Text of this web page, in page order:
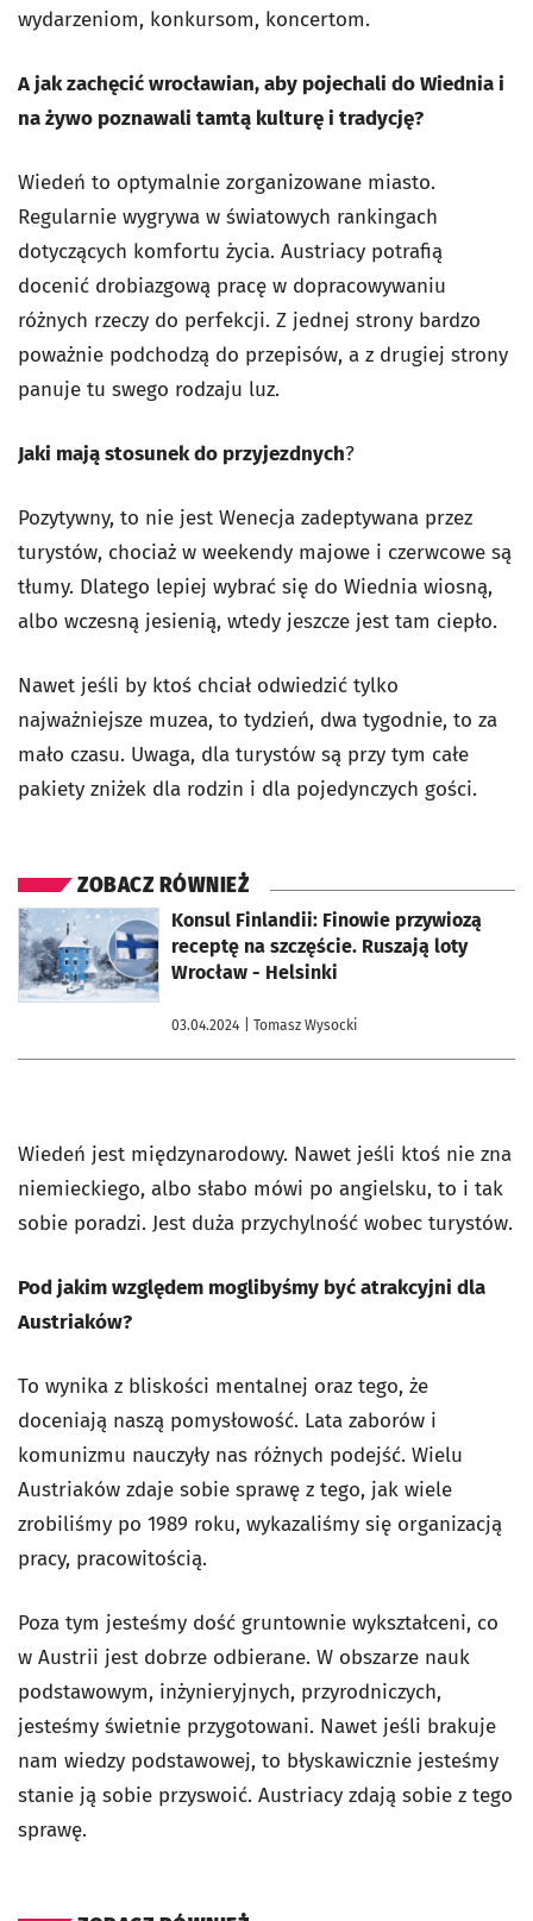
wydarzeniom, konkursom, koncertom.
A jak zachęcić wrocławian, aby pojechali do Wiednia i
na żywo poznawali tamtą kulturę i tradycję?
Wiedeń to optymalnie zorganizowane miasto.
Regularnie wygrywa w światowych rankingach
dotyczących komfortu życia. Austriacy potrafią
docenić drobiazgową pracę w dopracowywaniu
różnych rzeczy do perfekcji. Z jednej strony bardzo
poważnie podchodzą do przepisów, a z drugiej strony
panuje tu swego rodzaju luz.
Jaki mają stosunek do przyjezdnych?
Pozytywny, to nie jest Wenecja zadeptywana przez
turystów, chociaż w weekendy majowe i czerwcowe są
tłumy. Dlatego lepiej wybrać się do Wiednia wiosną,
albo wczesną jesienią, wtedy jeszcze jest tam ciepło.
Nawet jeśli by ktoś chciał odwiedzić tylko
najważniejsze muzea, to tydzień, dwa tygodnie, to za
mało czasu. Uwaga, dla turystów są przy tym całe
pakiety zniżek dla rodzin i dla pojedynczych gości.
ZOBACZ RÓWNIEŻ
Konsul Finlandii: Finowie przywiozą
receptę na szczęście. Ruszają loty
Wrocław - Helsinki
03.04.2024 | Tomasz Wysocki
otworzy się w nowej karcie
Wiedeń jest międzynarodowy. Nawet jeśli ktoś nie zna
niemieckiego, albo słabo mówi po angielsku, to i tak
sobie poradzi. Jest duża przychylność wobec turystów.
Pod jakim względem moglibyśmy być atrakcyjni dla
Austriaków?
To wynika z bliskości mentalnej oraz tego, że
doceniają naszą pomysłowość. Lata zaborów i
komunizmu nauczyły nas różnych podejść. Wielu
Austriaków zdaje sobie sprawę z tego, jak wiele
zrobiliśmy po 1989 roku, wykazaliśmy się organizacją
pracy, pracowitością.
Poza tym jesteśmy dość gruntownie wykształceni, co
w Austrii jest dobrze odbierane. W obszarze nauk
podstawowym, inżynieryjnych, przyrodniczych,
jesteśmy świetnie przygotowani. Nawet jeśli brakuje
nam wiedzy podstawowej, to błyskawicznie jesteśmy
stanie ją sobie przyswoić. Austriacy zdają sobie z tego
sprawę.